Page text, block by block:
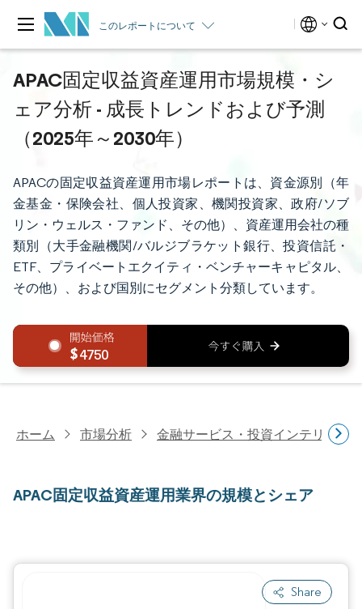
このレポートについて
APAC固定収益資産運用市場規模・シ
ェア分析 - 成長トレンドおよび予測
（2025年～2030年）
APACの固定収益資産運用市場レポートは、資金源別（年
金基金・保険会社、個人投資家、機関投資家、政府/ソブ
リン・ウェルス・ファンド、その他）、資産運用会社の種
類別（大手金融機関/バルジブラケット銀行、投資信託・
ETF、プライベートエクイティ・ベンチャーキャピタル、
その他）、および国別にセグメント分類しています。
4750
ホーム 市場分析 金融サービス・投資インテリジェ
APAC固定収益資産運用業界の規模とシェア
Share